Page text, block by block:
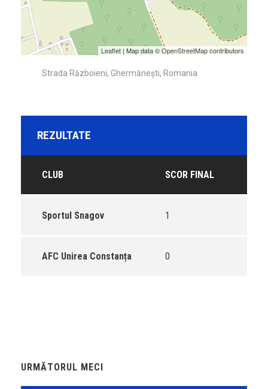
Leaflet | Map data ©OpenStreetMapcontributors
Strada Războieni, Ghermănești, Romania
REZULTATE
CLUB SCOR FINAL
Sportul Snagov 1
AFC Unirea Constanța 0
URMĂTORUL MECI